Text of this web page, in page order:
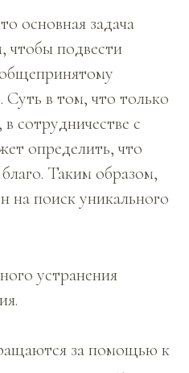
основная задача
чтобы подвести
Суть в том, что только
сотрудничестве с
определить, что
Таким образом,
на поиск уникального
устранения
за помощью к